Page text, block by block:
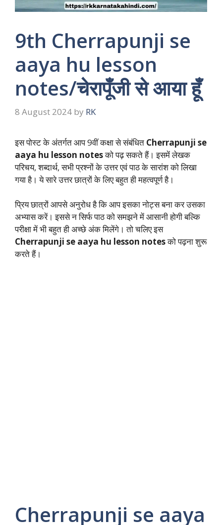
9th Cherrapunji se
aaya hu lesson
notes/चेरापूँजी से आया हूँ
8 August 2024 by RK
इस पोस्ट के अंतर्गत आप 9वीं कक्षा से संबंधित Cherrapunji se
aaya hu lesson notesको पढ़ सकते हैं। इसमें लेखक
परिचय, शब्दार्थ, सभी प्रश्नों के उत्तर एवं पाठ के सारांश को लिखा
गया है। ये सारे उत्तर छात्रों के लिए बहुत ही महत्वपूर्ण है।
प्रिय छात्रों आपसे अनुरोध है कि आप इसका नोट्स बना कर उसका
अभ्यास करें। इससे न सिर्फ पाठ को समझने में आसानी होगी बल्कि
परीक्षा में भी बहुत ही अच्छे अंक मिलेंगे। तो चलिए इस
Cherrapunji se aaya hu lesson notesको पढ़ना शुरू
करते हैं।
Cherrapunji se aaya